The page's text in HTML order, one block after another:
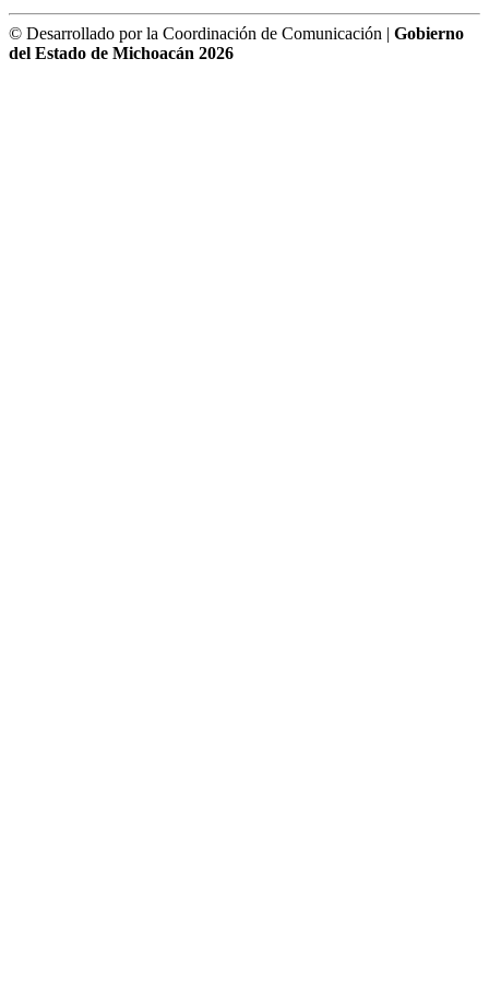
© Desarrollado por la Coordinación de Comunicación | Gobierno
del Estado de Michoacán 2026